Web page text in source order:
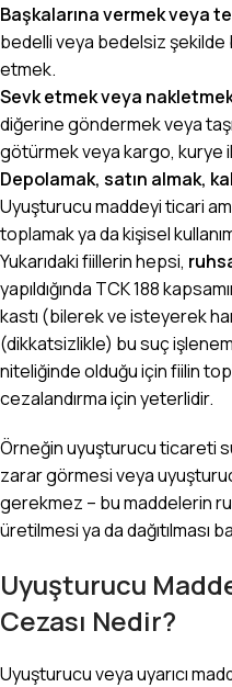
Başkalarına vermek veya
bedelli veya bedelsiz şekilde
etmek.
Sevk etmek veya
diğerine göndermek veya
götürmek veya kargo, kurye
Depolamak, satın almak,
Uyuşturucu maddeyi ticari
toplamak ya da kişisel
Yukarıdaki fiillerin hepsi,
yapıldığında TCK 188
kastı (bilerek ve isteyerek
(dikkatsizlikle) bu suç
niteliğinde olduğu için fiilin
cezalandırma için yeterlidir.
Örneğin uyuşturucu ticareti
zarar görmesi veya
gerekmez – bu maddelerin
üretilmesi ya da dağıtılması
Uyuşturucu
Cezası Nedir?
Uyuşturucu veya uyarıcı